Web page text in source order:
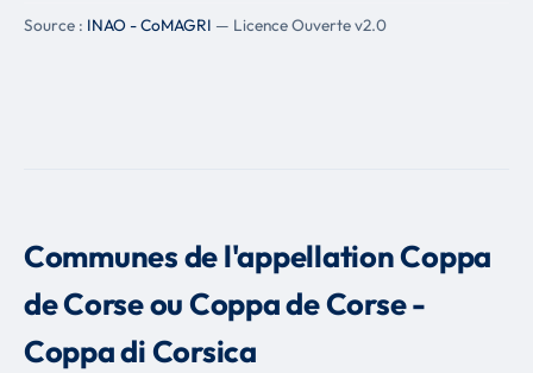
Source : INAO - CoMAGRI — Licence Ouverte v2.0
Communes de l'appellation Coppa
de Corse ou Coppa de Corse -
Coppa di Corsica